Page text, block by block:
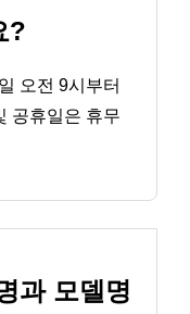
?
오전 9시부터
공휴일은 휴무
과 모델명